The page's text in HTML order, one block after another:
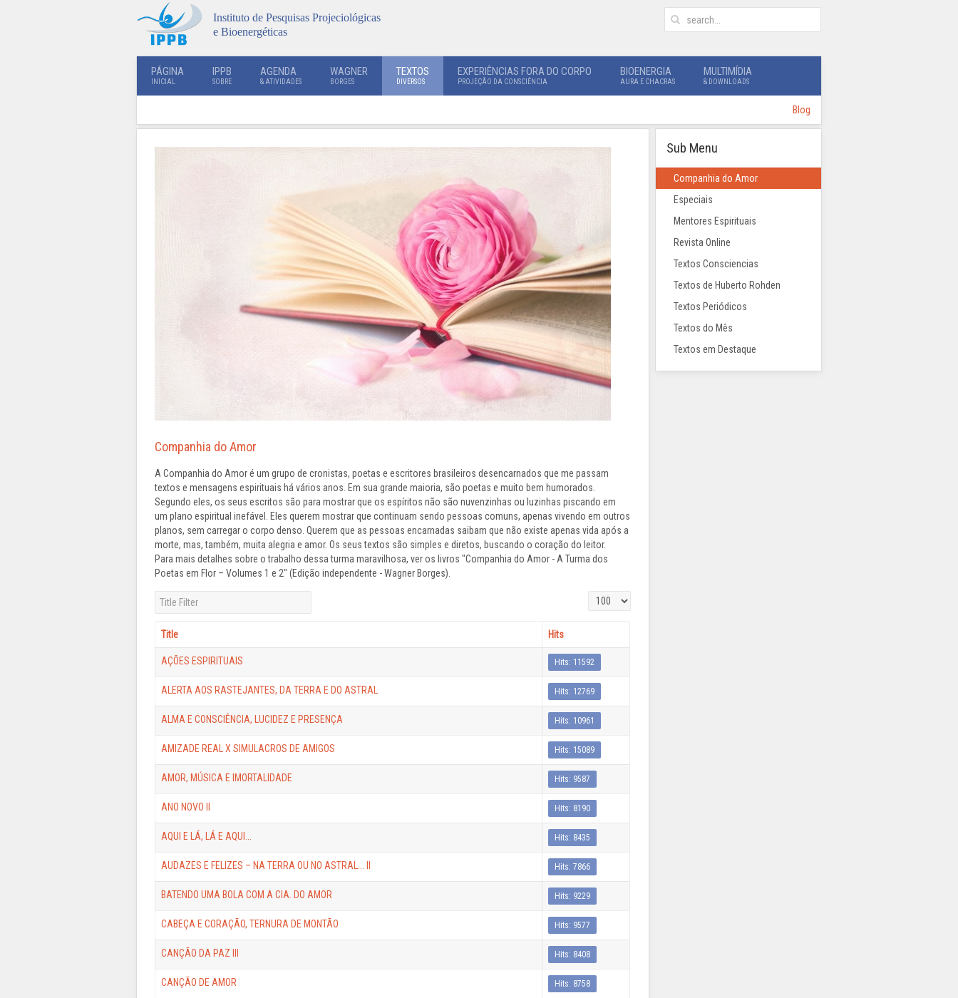
Instituto de Pesquisas Projeciológicas
e Bioenergéticas
PÁGINA
INICIAL
IPPB
SOBRE
AGENDA
& ATIVIDADES
WAGNER
BORGES
TEXTOS
DIVERSOS
EXPERIÊNCIAS FORA DO CORPO
PROJEÇÃO DA CONSCIÊNCIA
BIOENERGIA
AURA E CHACRAS
MULTIMÍDIA
& DOWNLOADS
Blog
Companhia do Amor
A Companhia do Amor é um grupo de cronistas, poetas e escritores brasileiros desencarnados que me passam
textos e mensagens espirituais há vários anos. Em sua grande maioria, são poetas e muito bem humorados.
Segundo eles, os seus escritos são para mostrar que os espíritos não são nuvenzinhas ou luzinhas piscando em
um plano espiritual inefável. Eles querem mostrar que continuam sendo pessoas comuns, apenas vivendo em outros
planos, sem carregar o corpo denso. Querem que as pessoas encarnadas saibam que não existe apenas vida após a
morte, mas, também, muita alegria e amor. Os seus textos são simples e diretos, buscando o coração do leitor.
Para mais detalhes sobre o trabalho dessa turma maravilhosa, ver os livros "Companhia do Amor - A Turma dos
Poetas em Flor – Volumes 1 e 2" (Edição independente - Wagner Borges).
Title Filter Display #
Title Hits
AÇÕES ESPIRITUAIS Hits: 11592
ALERTA AOS RASTEJANTES, DA TERRA E DO ASTRAL Hits: 12769
ALMA E CONSCIÊNCIA, LUCIDEZ E PRESENÇA Hits: 10961
AMIZADE REAL X SIMULACROS DE AMIGOS Hits: 15089
AMOR, MÚSICA E IMORTALIDADE Hits: 9587
ANO NOVO II Hits: 8190
AQUI E LÁ, LÁ E AQUI... Hits: 8435
AUDAZES E FELIZES – NA TERRA OU NO ASTRAL... II Hits: 7866
BATENDO UMA BOLA COM A CIA. DO AMOR Hits: 9229
CABEÇA E CORAÇÃO, TERNURA DE MONTÃO Hits: 9577
CANÇÃO DA PAZ III Hits: 8408
CANÇÃO DE AMOR Hits: 8758
Sub Menu
Companhia do Amor
Especiais
Mentores Espirituais
Revista Online
Textos Consciencias
Textos de Huberto Rohden
Textos Periódicos
Textos do Mês
Textos em Destaque